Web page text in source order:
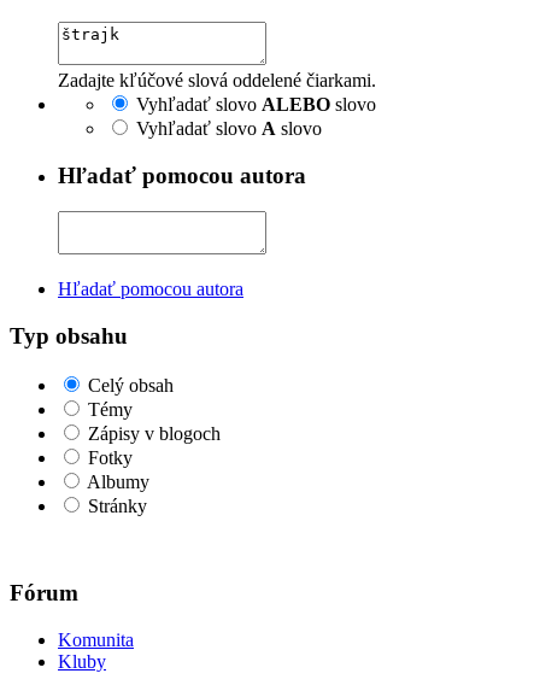
Zadajte kľúčové slová oddelené čiarkami.
Vyhľadať slovo ALEBO slovo
Vyhľadať slovo A slovo
Hľadať pomocou autora
Hľadať pomocou autora
Typ obsahu
Celý obsah
Témy
Zápisy v blogoch
Fotky
Albumy
Stránky
Fórum
Komunita
Kluby